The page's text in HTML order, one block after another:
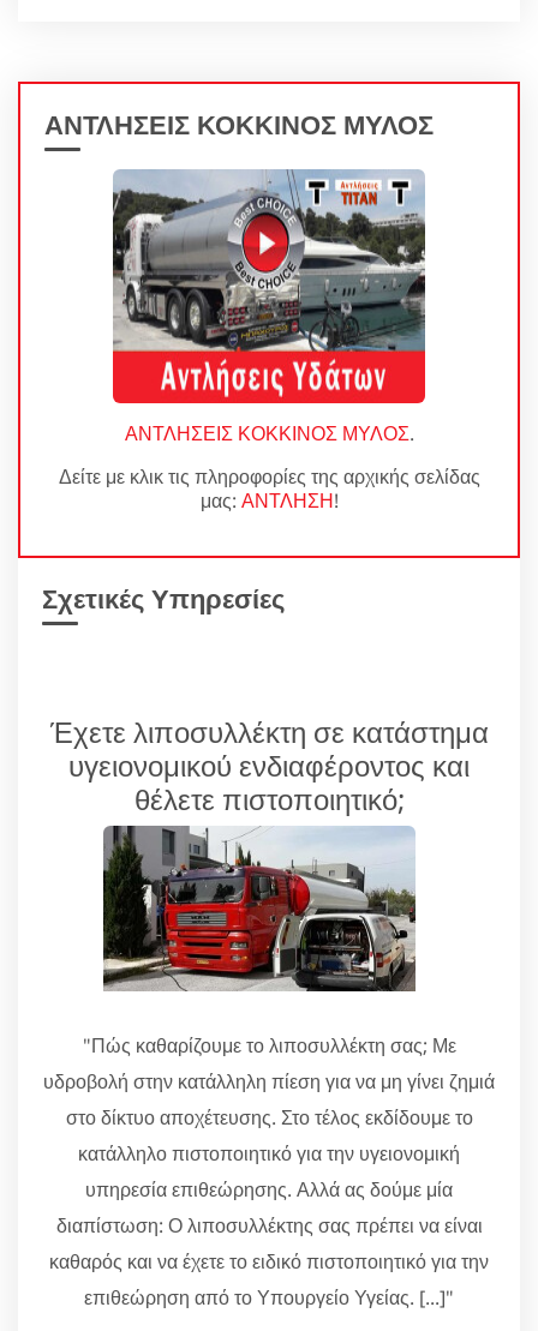
ΑΝΤΛΗΣΕΙΣ ΚΟΚΚΙΝΟΣ ΜΥΛΟΣ
ΑΝΤΛΗΣΕΙΣ ΚΟΚΚΙΝΟΣ ΜΥΛΟΣ.
Δείτε με κλικ τις πληροφορίες της αρχικής σελίδας
μας: ΑΝΤΛΗΣΗ!
Σχετικές Υπηρεσίες
Έχετε λιποσυλλέκτη σε κατάστημα
υγειονομικού ενδιαφέροντος και
θέλετε πιστοποιητικό;
"Πώς καθαρίζουμε το λιποσυλλέκτη σας; Με
υδροβολή στην κατάλληλη πίεση για να μη γίνει ζημιά
στο δίκτυο αποχέτευσης. Στο τέλος εκδίδουμε το
κατάλληλο πιστοποιητικό για την υγειονομική
υπηρεσία επιθεώρησης. Αλλά ας δούμε μία
διαπίστωση: Ο λιποσυλλέκτης σας πρέπει να είναι
καθαρός και να έχετε το ειδικό πιστοποιητικό για την
επιθεώρηση από το Υπουργείο Υγείας. [...]"